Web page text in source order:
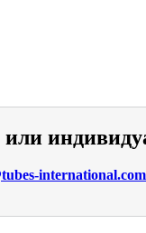
international.com